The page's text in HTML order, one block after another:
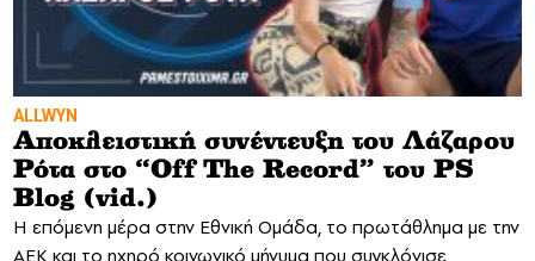
ALLWYN
Αποκλειστική συνέντευξη του Λάζαρου
Ρότα στο “Off The Record” του PS
Blog (vid.)
H επόμενη μέρα στην Εθνική Ομάδα, το πρωτάθλημα με την
ΑΕΚ και το ηχηρό κοινωνικό μήνυμα που συγκλόνισε